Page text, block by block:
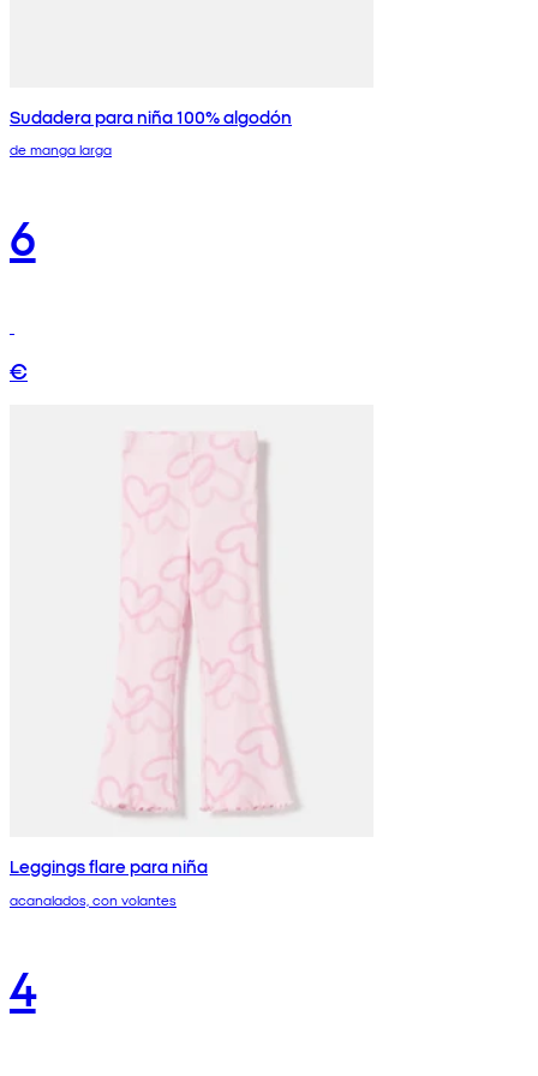
Sudadera para niña 100% algodón
de manga larga
6
€
Leggings flare para niña
acanalados, con volantes
4